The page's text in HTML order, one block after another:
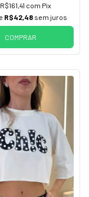
R$161,41 com Pix
R$42,48 sem juros
COMPRAR